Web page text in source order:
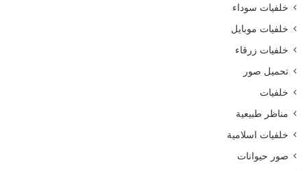
خلفيات سوداء
خلفيات موبايل
خلفيات زرقاء
تحميل صور
خلفيات
مناظر طبيعية
خلفيات اسلامية
صور حيوانات